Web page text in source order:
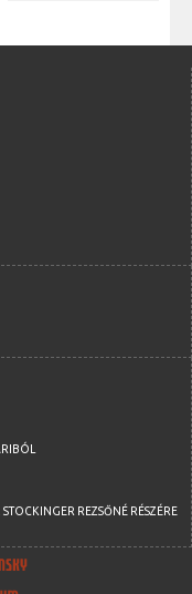
REZSŐNÉ RÉSZÉRE